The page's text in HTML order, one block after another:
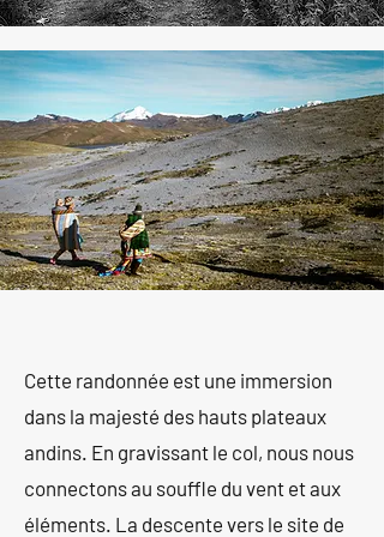
Cette randonnée est une immersion
dans la majesté des hauts plateaux
andins. En gravissant le col, nous nous
connectons au souffle du vent et aux
éléments. La descente vers le site de